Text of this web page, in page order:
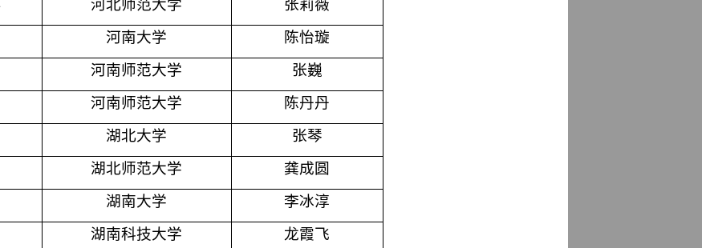
河北师范大学
张莉薇
河南大学
陈怡璇
河南师范大学
张巍
河南师范大学
陈丹丹
湖北大学
张琴
湖北师范大学
龚成圆
湖南大学
李冰淳
湖南科技大学 龙霞飞